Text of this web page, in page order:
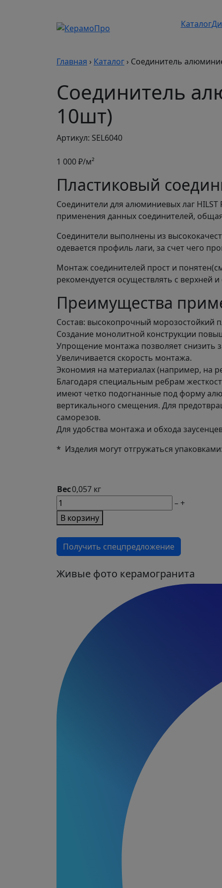
Каталог
Главная › Каталог › Соединитель
Соединитель
10шт)
Артикул: SEL6040
1 000₽/м²
Пластиковый
Соединители для алюминиевых лаг HILST
применения данных соединителей,
Соединители выполнены из
одевается профиль лаги, за счет чего
Монтаж соединителей прост и
рекомендуется осуществлять с верхней
Преимущества
Состав: высокопрочный морозостойкий
Создание монолитной конструкции
Упрощение монтажа позволяет снизить
Увеличивается скорость монтажа.
Экономия на материалах (например, на
Благодаря специальным ребрам
имеют четко подогнанные под форму
вертикального смещения. Для
саморезов.
Для удобства монтажа и обхода
* Изделия могут отгружаться
Вес0,057 кг
М2
товара
Соединитель
алюминиевой
лаги
Prof
– +
В корзину
Получить спецпредложение
Живые фото керамогранита